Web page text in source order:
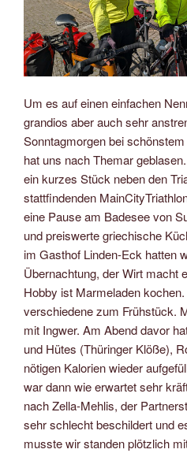
Um es auf einen einfachen
grandios aber auch sehr
Sonntagmorgen bei
hat uns nach Themar
ein kurzes Stück neben den
stattfindenden
eine Pause am Badesee von
und preiswerte griechische
im Gasthof Linden-Eck hatten
Übernachtung, der Wirt macht
Hobby ist Marmeladen
verschiedene zum Frühstück.
mit Ingwer. Am Abend davor
und Hütes (Thüringer Klöße),
nötigen Kalorien wieder
war dann wie erwartet sehr
nach Zella-Mehlis, der
sehr schlecht beschildert und
musste wir standen plötzlich